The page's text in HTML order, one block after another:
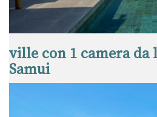
ville con 1 camera da
Samui